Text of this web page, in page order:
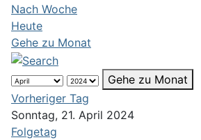
Nach Woche
Heute
Gehe zu Monat
Gehe zu Monat
Vorheriger Tag
Sonntag, 21. April 2024
Folgetag